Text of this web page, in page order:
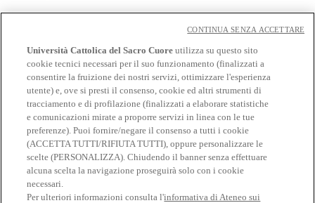
Cloudmail
OFF-CAMPUS
Intranet
Biblioteca
Librerie
Educatt
CV Online
Albo fornitori
Bandi e gare
Verifica Certificati
Seguici su
Università Cattolica del Sacro Cuore utilizza su questo sito
cookie tecnici necessari per il suo funzionamento (finalizzati a
consentire la fruizione dei nostri servizi, ottimizzare l'esperienza
utente) e, ove si presti il consenso, cookie ed altri strumenti di
tracciamento e di profilazione (finalizzati a elaborare statistiche
e comunicazioni mirate a proporre servizi in linea con le tue
preferenze). Puoi fornire/negare il consenso a tutti i cookie
(ACCETTA TUTTI/RIFIUTA TUTTI), oppure personalizzare le
scelte (PERSONALIZZA). Chiudendo il banner senza effettuare
alcuna scelta la navigazione proseguirà solo con i cookie
necessari.
Per ulteriori informazioni consulta l'informativa di Ateneo sui
CONTINUA SENZA ACCETTARE